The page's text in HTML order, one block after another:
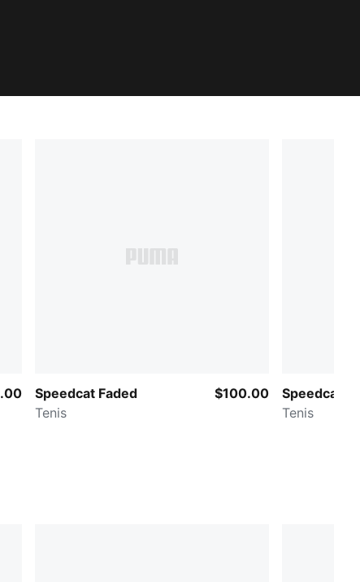
Speedcat Faded
Tenis
$100.00
Speedcat
Tenis